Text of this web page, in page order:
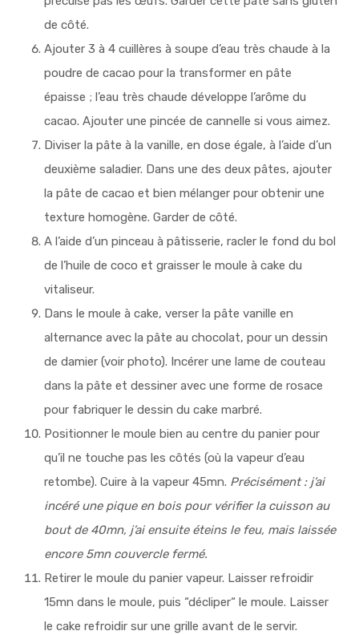
de côté.
Ajouter 3 à 4 cuillères à soupe d’eau très chaude à la
poudre de cacao pour la transformer en pâte
épaisse ; l’eau très chaude développe l’arôme du
cacao. Ajouter une pincée de cannelle si vous aimez.
Diviser la pâte à la vanille, en dose égale, à l’aide d’un
deuxième saladier. Dans une des deux pâtes, ajouter
la pâte de cacao et bien mélanger pour obtenir une
texture homogène. Garder de côté.
A l’aide d’un pinceau à pâtisserie, racler le fond du bol
de l’huile de coco et graisser le moule à cake du
vitaliseur.
Dans le moule à cake, verser la pâte vanille en
alternance avec la pâte au chocolat, pour un dessin
de damier (voir photo). Incérer une lame de couteau
dans la pâte et dessiner avec une forme de rosace
pour fabriquer le dessin du cake marbré.
Positionner le moule bien au centre du panier pour
qu’il ne touche pas les côtés (où la vapeur d’eau
retombe). Cuire à la vapeur 45mn. Précisément : j’ai
incéré une pique en bois pour vérifier la cuisson au
bout de 40mn, j’ai ensuite éteins le feu, mais laissée
encore 5mn couvercle fermé.
Retirer le moule du panier vapeur. Laisser refroidir
15mn dans le moule, puis “décliper“ le moule. Laisser
le cake refroidir sur une grille avant de le servir.